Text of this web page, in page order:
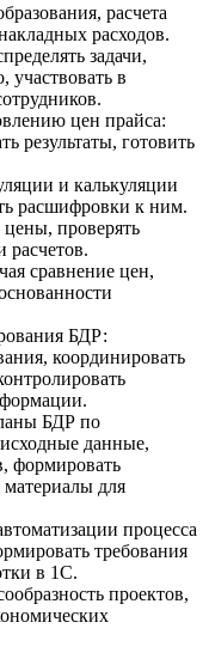
расчета
расходов.
задачи,
участвовать в
цен прайса:
результаты, готовить
и калькуляции
расшифровки к ним.
цены, проверять
расчетов.
сравнение цен,
БДР:
координировать
БДР по
данные,
формировать
материалы для
процесса
требования
в 1С.
проектов,